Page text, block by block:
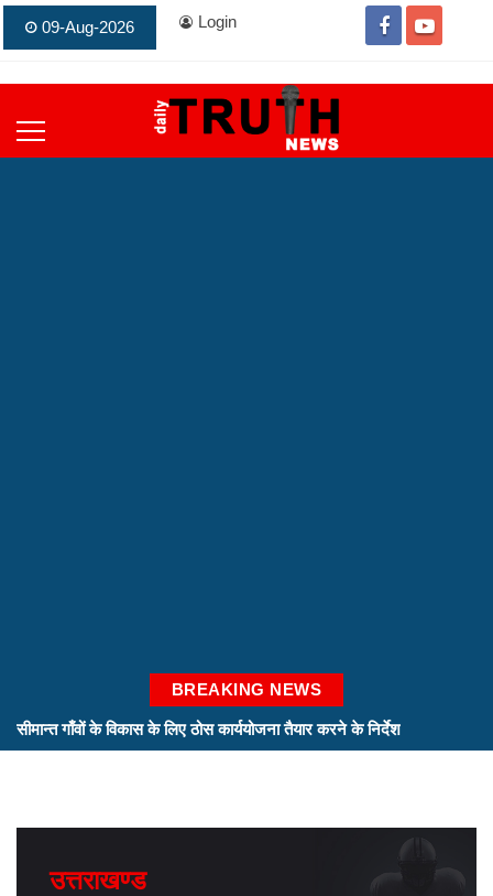
09-Aug-2026 Login
BREAKING NEWS
सीमान्त गाँवों के विकास के लिए ठोस कार्ययोजना तैयार करने के निर्देश
उत्तराखण्ड